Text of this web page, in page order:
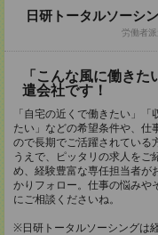
日研トータルソーシ
労働者
「こんな風に働き
遣会社です！
「自宅の近くで働きたい」
たい」などの希望条件や、仕
ので長期でご活躍されている
うえで、ピッタリの求人をご
め、経験豊富な専任担当者が
かりフォロー。仕事の悩みや
にご相談くださいね。
※日研トータルソーシングは